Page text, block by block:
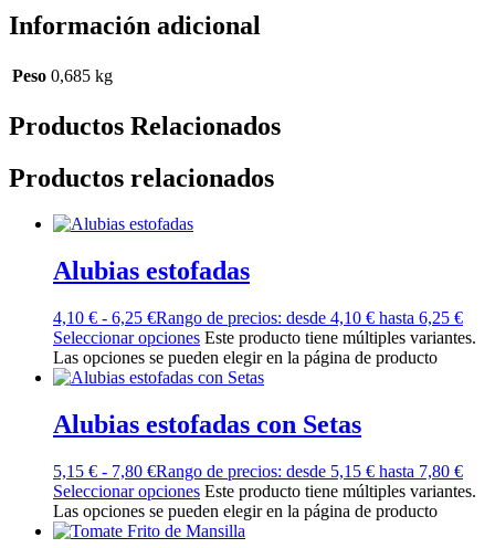
Información adicional
Peso 0,685 kg
Productos Relacionados
Productos relacionados
Alubias estofadas
4,10 € - 6,25 €Rango de precios: desde 4,10 € hasta 6,25 €
Seleccionar opciones Este producto tiene múltiples variantes.
Las opciones se pueden elegir en la página de producto
Alubias estofadas con Setas
5,15 € - 7,80 €Rango de precios: desde 5,15 € hasta 7,80 €
Seleccionar opciones Este producto tiene múltiples variantes.
Las opciones se pueden elegir en la página de producto